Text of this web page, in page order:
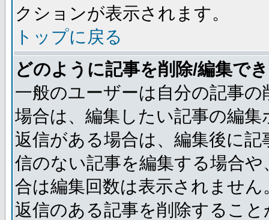
クションが表示されます。
トップに戻る
どのように記事を削除/編集で
一般のユーザーは自分の記事
場合は、編集したい記事の編
返信がある場合は、編集後に
信のない記事を編集する場合
合は編集回数は表示されませ
返信のある記事を削除するこ